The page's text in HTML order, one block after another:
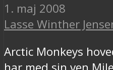
1. maj 2008
Lasse Winther
Arctic Monkeys